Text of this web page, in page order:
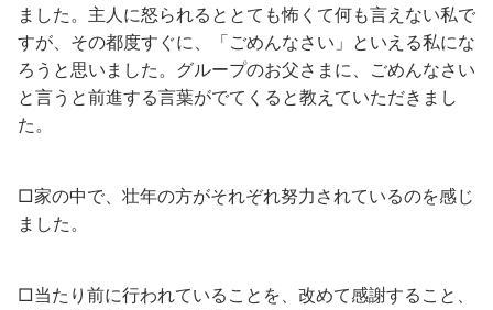
ました。主人に怒られるととても怖くて何も言えない私で
すが、その都度すぐに、「ごめんなさい」といえる私にな
ろうと思いました。グループのお父さまに、ごめんなさい
と言うと前進する言葉がでてくると教えていただきまし
た。
□家の中で、壮年の方がそれぞれ努力されているのを感じ
ました。
□当たり前に行われていることを、改めて感謝すること、